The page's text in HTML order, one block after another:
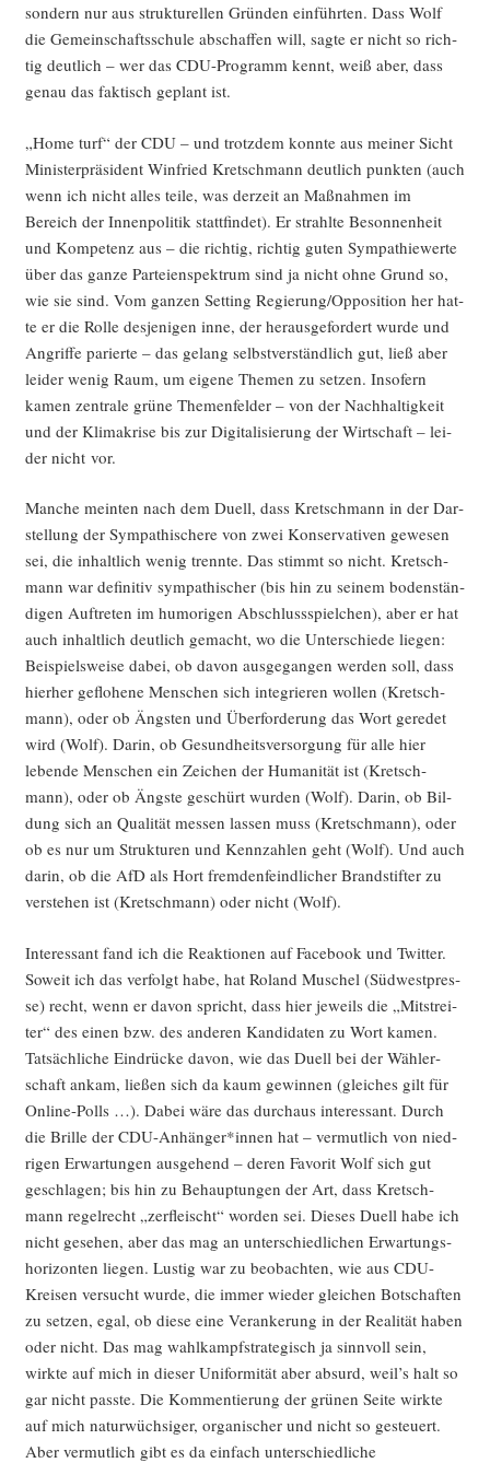
son­dern nur aus struk­tu­rel­len Grün­den ein­führ­ten. Dass Wolf
die Gemein­schafts­schu­le abschaf­fen will, sag­te er nicht so rich­
tig deut­lich – wer das CDU-Pro­gramm kennt, weiß aber, dass
genau das fak­tisch geplant ist.
„Home turf“ der CDU – und trotz­dem konn­te aus mei­ner Sicht
Minis­ter­prä­si­dent Win­fried Kret­sch­mann deut­lich punk­ten (auch
wenn ich nicht alles tei­le, was der­zeit an Maß­nah­men im
Bereich der Innen­po­li­tik statt­fin­det). Er strahl­te Beson­nen­heit
und Kom­pe­tenz aus – die rich­tig, rich­tig guten Sym­pa­thie­wer­te
über das gan­ze Par­tei­en­spek­trum sind ja nicht ohne Grund so,
wie sie sind. Vom gan­zen Set­ting Regierung/Opposition her hat­
te er die Rol­le des­je­ni­gen inne, der her­aus­ge­for­dert wur­de und
Angrif­fe parier­te – das gelang selbst­ver­ständ­lich gut, ließ aber
lei­der wenig Raum, um eige­ne The­men zu set­zen. Inso­fern
kamen zen­tra­le grü­ne The­men­fel­der – von der Nach­hal­tig­keit
und der Kli­ma­kri­se bis zur Digi­ta­li­sie­rung der Wirt­schaft – lei­
der nicht vor.
Man­che mein­ten nach dem Duell, dass Kret­sch­mann in der Dar­
stel­lung der Sym­pa­thi­sche­re von zwei Kon­ser­va­ti­ven gewe­sen
sei, die inhalt­lich wenig trenn­te. Das stimmt so nicht. Kret­sch­
mann war defi­ni­tiv sym­pa­thi­scher (bis hin zu sei­nem boden­stän­
di­gen Auf­tre­ten im humo­ri­gen Abschluss­spiel­chen), aber er hat
auch inhalt­lich deut­lich gemacht, wo die Unter­schie­de lie­gen:
Bei­spiels­wei­se dabei, ob davon aus­ge­gan­gen wer­den soll, dass
hier­her geflo­he­ne Men­schen sich inte­grie­ren wol­len (Kret­sch­
mann), oder ob Ängs­ten und Über­for­de­rung das Wort gere­det
wird (Wolf). Dar­in, ob Gesund­heits­ver­sor­gung für alle hier
leben­de Men­schen ein Zei­chen der Huma­ni­tät ist (Kret­sch­
mann), oder ob Ängs­te geschürt wur­den (Wolf). Dar­in, ob Bil­
dung sich an Qua­li­tät mes­sen las­sen muss (Kret­sch­mann), oder
ob es nur um Struk­tu­ren und Kenn­zah­len geht (Wolf). Und auch
dar­in, ob die AfD als Hort frem­den­feind­li­cher Brand­stif­ter zu
ver­ste­hen ist (Kret­sch­mann) oder nicht (Wolf).
Inter­es­sant fand ich die Reak­tio­nen auf Face­book und Twit­ter.
Soweit ich das ver­folgt habe, hat Roland Muschel (Süd­west­pres­
se) recht, wenn er davon spricht, dass hier jeweils die „Mit­strei­
ter“ des einen bzw. des ande­ren Kan­di­da­ten zu Wort kamen.
Tat­säch­li­che Ein­drü­cke davon, wie das Duell bei der Wäh­ler­
schaft ankam, lie­ßen sich da kaum gewin­nen (glei­ches gilt für
Online-Polls …). Dabei wäre das durch­aus inter­es­sant. Durch
die Bril­le der CDU-Anhänger*innen hat – ver­mut­lich von nied­
ri­gen Erwar­tun­gen aus­ge­hend – deren Favo­rit Wolf sich gut
geschla­gen; bis hin zu Behaup­tun­gen der Art, dass Kret­sch­
mann regel­recht „zer­fleischt“ wor­den sei. Die­ses Duell habe ich
nicht gese­hen, aber das mag an unter­schied­li­chen Erwar­tungs­
ho­ri­zon­ten lie­gen. Lus­tig war zu beob­ach­ten, wie aus CDU-
Krei­sen ver­sucht wur­de, die immer wie­der glei­chen Bot­schaf­ten
zu set­zen, egal, ob die­se eine Ver­an­ke­rung in der Rea­li­tät haben
oder nicht. Das mag wahl­kampf­stra­te­gisch ja sinn­voll sein,
wirk­te auf mich in die­ser Uni­for­mi­tät aber absurd, weil’s halt so
gar nicht pass­te. Die Kom­men­tie­rung der grü­nen Sei­te wirk­te
auf mich natur­wüch­si­ger, orga­ni­scher und nicht so gesteu­ert.
Aber ver­mut­lich gibt es da ein­fach unter­schied­li­che